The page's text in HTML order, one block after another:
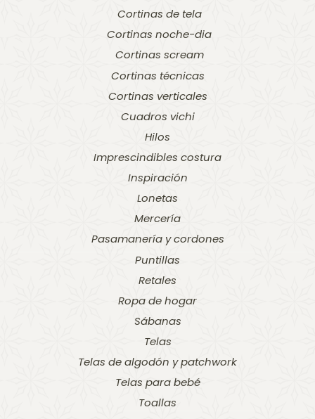
Cortinas de tela
Cortinas noche-dia
Cortinas scream
Cortinas técnicas
Cortinas verticales
Cuadros vichi
Hilos
Imprescindibles costura
Inspiración
Lonetas
Mercería
Pasamanería y cordones
Puntillas
Retales
Ropa de hogar
Sábanas
Telas
Telas de algodón y patchwork
Telas para bebé
Toallas